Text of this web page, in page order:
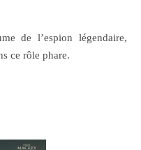
de l’espion légendaire,
ce rôle phare.